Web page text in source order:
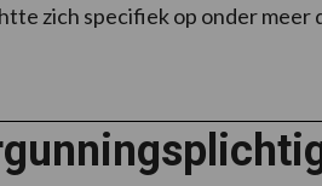
zich specifiek op onder meer